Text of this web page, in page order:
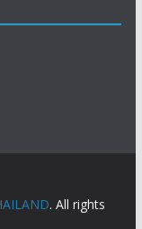
. All rights